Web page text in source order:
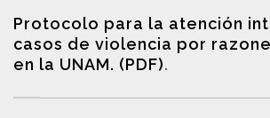
Protocolo para la atención
casos de violencia por
en la UNAM. (PDF).